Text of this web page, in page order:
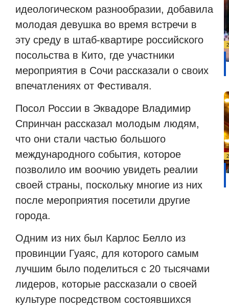
идеологическом разнообразии, добавила
молодая девушка во время встречи в
эту среду в штаб-квартире российского
посольства в Кито, где участники
мероприятия в Сочи рассказали о своих
впечатлениях от Фестиваля.
Посол России в Эквадоре Владимир
Спринчан рассказал молодым людям,
что они стали частью большого
международного события, которое
позволило им воочию увидеть реалии
своей страны, поскольку многие из них
после мероприятия посетили другие
города.
Одним из них был Карлос Белло из
провинции Гуаяс, для которого самым
лучшим было поделиться с 20 тысячами
лидеров, которые рассказали о своей
культуре посредством состоявшихся